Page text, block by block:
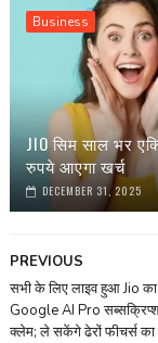
Business
JIO सिम साल भर
रुपये आएगा खर्च
DECEMBER 31, 2025
PREVIOUS
सभी के लिए लाइव हुआ Jio
Google AI Pro
क्लेम; ले सकेंगे ढेरों फीचर्स का